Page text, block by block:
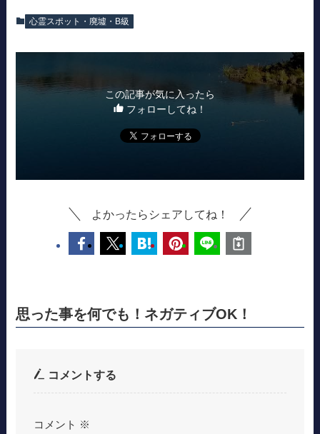
心霊スポット・廃墟・B級
この記事が気に入ったら
フォローしてね！
よかったらシェアしてね！
思った事を何でも！ネガティブOK！
コメントする
コメント ※